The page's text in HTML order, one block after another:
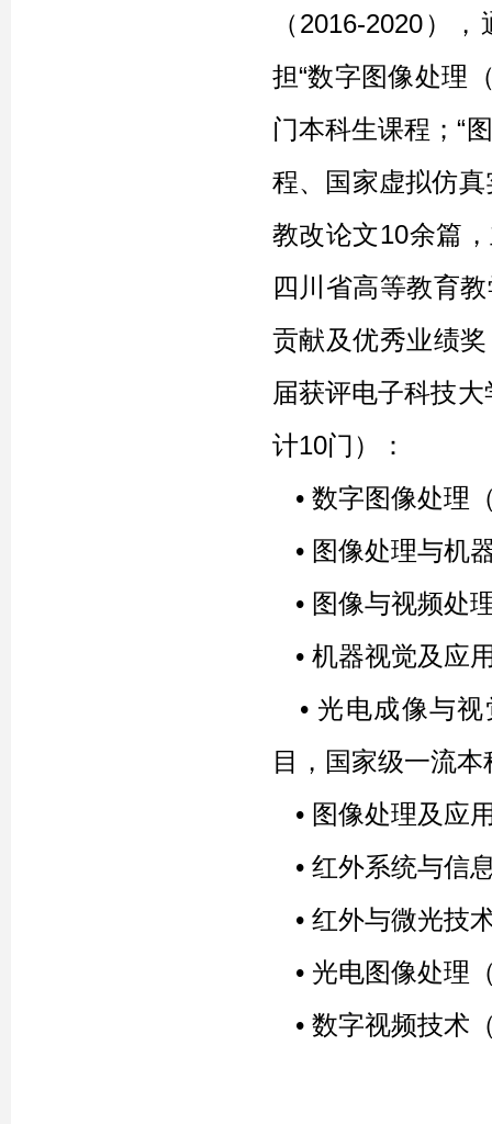
（2016-2020），
担“数字图像处理
门本科生课程；“
程、国家虚拟仿
教改论文10余篇
四川省高等教育
贡献及优秀业绩
届获评电子科技
计10门）：
• 数字图像处理
• 图像处理与机
• 图像与视频处
• 机器视觉及应
• 光电成像与
目，国家级一流
• 图像处理及应
• 红外系统与信
• 红外与微光技
• 光电图像处理
• 数字视频技术